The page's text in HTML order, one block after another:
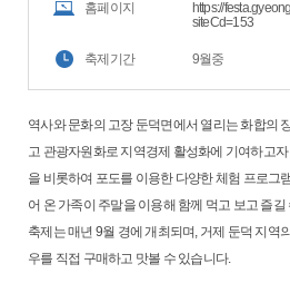
홈페이지
https://
siteCd=153
축제기간 9월중
역사와 문화의 고장 둔덕면에서 열리는 화합의
고 관광자원화로 지역경제 활성화에 기여하고
을 비롯하여 포도를 이용한 다양한 체험 프로그
어 온 가족이 주말을 이용해 함께 먹고 보고 즐길
축제는 매년 9월 경에 개최되며, 거제 둔덕 지역
우를 직접 구매하고 맛볼 수 있습니다.